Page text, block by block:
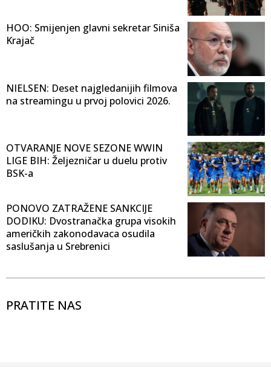
HOO: Smijenjen glavni sekretar Siniša
Krajač
NIELSEN: Deset najgledanijih filmova
na streamingu u prvoj polovici 2026.
OTVARANJE NOVE SEZONE WWIN
LIGE BIH: Željezničar u duelu protiv
BSK-a
PONOVO ZATRAŽENE SANKCIJE
DODIKU: Dvostranačka grupa visokih
američkih zakonodavaca osudila
saslušanja u Srebrenici
PRATITE NAS